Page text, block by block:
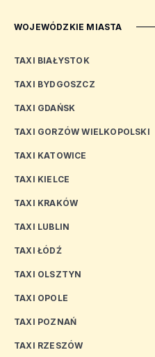
WOJEWÓDZKIE MIASTA
TAXI BIAŁYSTOK
TAXI BYDGOSZCZ
TAXI GDAŃSK
TAXI GORZÓW WIELKOPOLSKI
TAXI KATOWICE
TAXI KIELCE
TAXI KRAKÓW
TAXI LUBLIN
TAXI ŁÓDŹ
TAXI OLSZTYN
TAXI OPOLE
TAXI POZNAŃ
TAXI RZESZÓW